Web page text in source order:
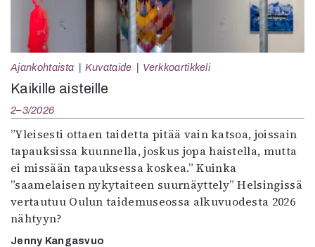
Ajankohtaista Kuvataide Verkkoartikkeli
Kaikille aisteille
2–3/2026
”Yleisesti ottaen taidetta pitää vain katsoa, joissain
tapauksissa kuunnella, joskus jopa haistella, mutta
ei missään tapauksessa koskea.” Kuinka
”saamelaisen nykytaiteen suurnäyttely” Helsingissä
vertautuu Oulun taidemuseossa alkuvuodesta 2026
nähtyyn?
Jenny Kangasvuo